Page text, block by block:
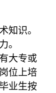
知识。
。
大专或
位上培
业生按